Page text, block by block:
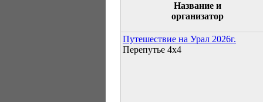
Название и
организатор
Путешествие на Урал 2026г.
Перепутье 4х4